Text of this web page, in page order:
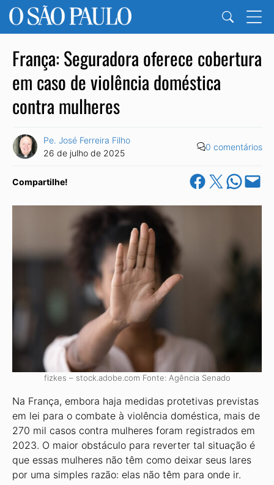
França: Seguradora oferece cobertura
em caso de violência doméstica
contra mulheres
Pe. José Ferreira Filho
26 de julho de 2025
0 comentários
Compartilhe! Share on Facebook
Share on X Share on
Email this
fizkes – stock.adobe.com Fonte: Agência Senado
Na França, embora haja medidas protetivas previstas
em lei para o combate à violência doméstica, mais de
270 mil casos contra mulheres foram registrados em
2023. O maior obstáculo para reverter tal situação é
que essas mulheres não têm como deixar seus lares
por uma simples razão: elas não têm para onde ir.